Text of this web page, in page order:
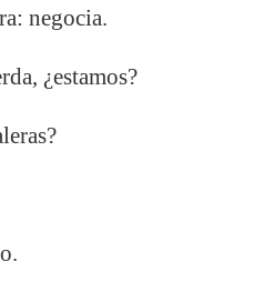
negocia.
¿estamos?